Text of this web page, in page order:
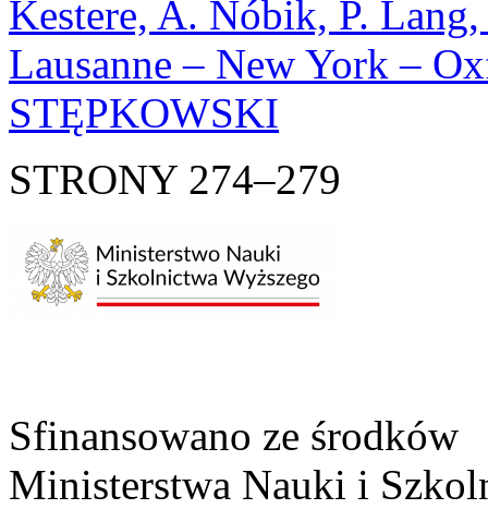
Kestere, A. Nóbik, P.
Lausanne – New York –
STĘPKOWSKI
STRONY 274–279
Sfinansowano ze środków
Ministerstwa Nauki i